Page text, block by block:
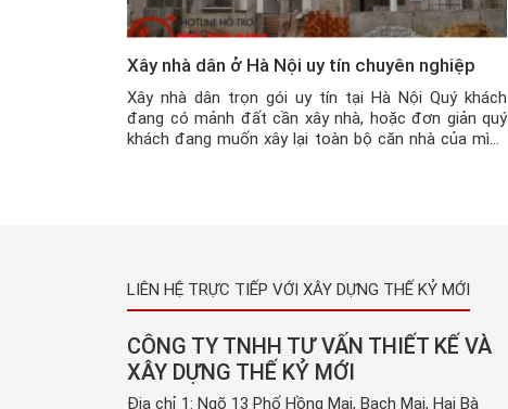
Xây nhà dân ở Hà Nội uy tín chuyên nghiệp
Xây nhà dân trọn gói uy tín tại Hà Nội Quý khách
đang có mảnh đất cần xây nhà, hoặc đơn giản quý
khách đang muốn xây lại toàn bộ căn nhà của mình
LIÊN HỆ TRỰC TIẾP VỚI XÂY DỰNG THẾ KỶ MỚI
CÔNG TY TNHH TƯ VẤN THIẾT KẾ VÀ
XÂY DỰNG THẾ KỶ MỚI
Địa chỉ 1: Ngõ 13 Phố Hồng Mai, Bạch Mai, Hai Bà